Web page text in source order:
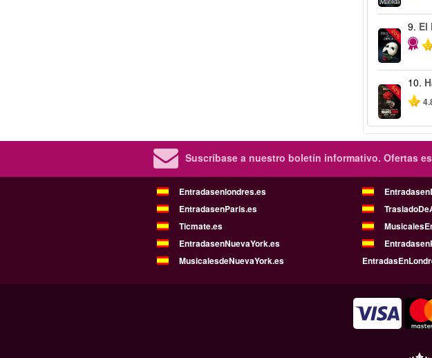
-20%
9. El
-50%
10.
Suscríbase a nuestro boletín informativo. Ofertas
Entradasenlondres.es
EntradasenParis.es
Ticmate.es
EntradasenNuevaYork.es
MusicalesdeNuevaYork.es